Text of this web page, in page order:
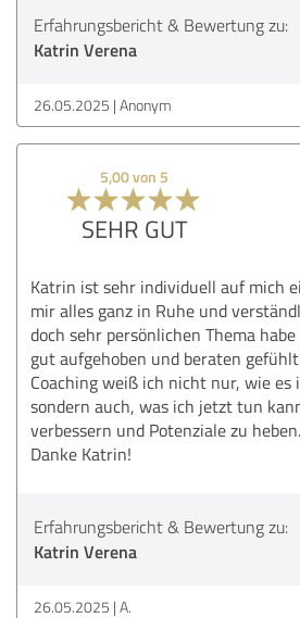
Erfahrungsbericht & Bewertung zu:
Katrin Verena
26.05.2025 Anonym
5,00 von 5
SEHR GUT
Katrin ist sehr individuell auf mich
mir alles ganz in Ruhe und
doch sehr persönlichen Thema
gut aufgehoben und beraten
Coaching weiß ich nicht nur, wie es
sondern auch, was ich jetzt tun
verbessern und Potenziale zu heben.
Danke Katrin!
Erfahrungsbericht & Bewertung zu:
Katrin Verena
26.05.2025 A.